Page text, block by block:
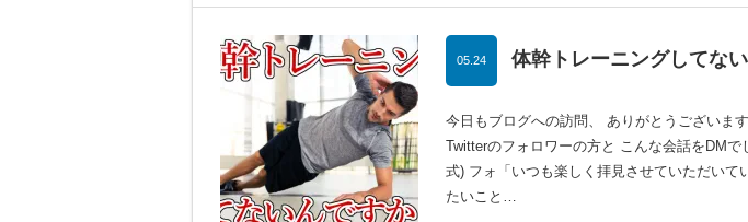
体幹トレーニングしてな
05.24
今日もブログへの訪問、 ありがとうございま
Twitterのフォロワーの方と こんな会話をDMで
式) フォ「いつも楽しく拝見させていただ
たいこと…